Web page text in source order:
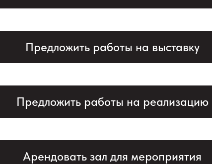
Предложить работы на выставку
Предложить работы на реализацию
Арендовать зал для мероприятия